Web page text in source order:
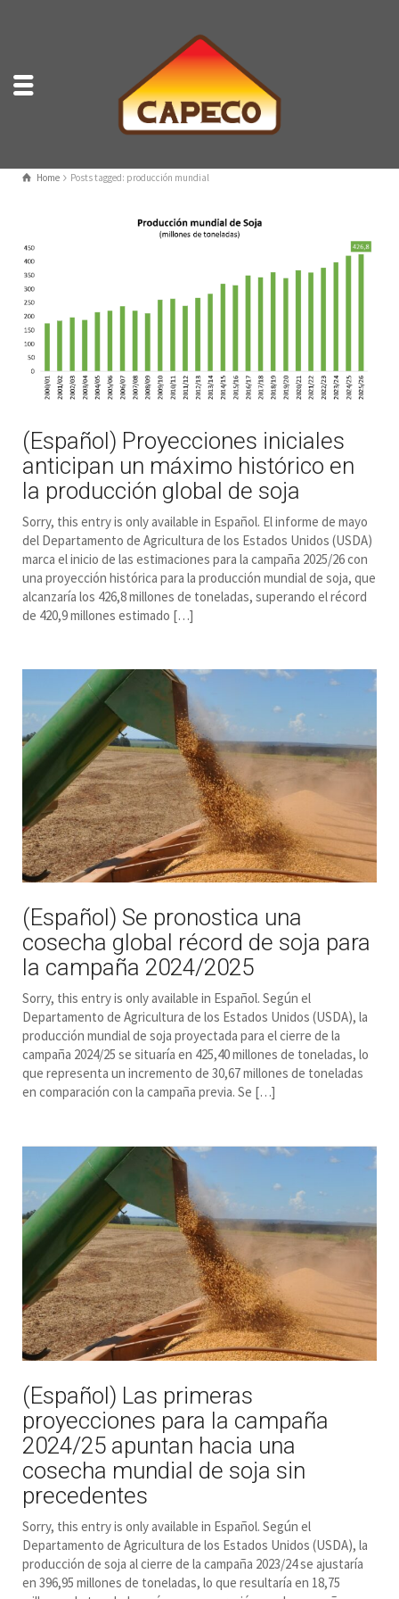
Home Posts tagged: producción mundial
(Español) Proyecciones iniciales
anticipan un máximo histórico en
la producción global de soja
Sorry, this entry is only available in Español. El informe de mayo
del Departamento de Agricultura de los Estados Unidos (USDA)
marca el inicio de las estimaciones para la campaña 2025/26 con
una proyección histórica para la producción mundial de soja, que
alcanzaría los 426,8 millones de toneladas, superando el récord
de 420,9 millones estimado […]
(Español) Se pronostica una
cosecha global récord de soja para
la campaña 2024/2025
Sorry, this entry is only available in Español. Según el
Departamento de Agricultura de los Estados Unidos (USDA), la
producción mundial de soja proyectada para el cierre de la
campaña 2024/25 se situaría en 425,40 millones de toneladas, lo
que representa un incremento de 30,67 millones de toneladas
en comparación con la campaña previa. Se […]
(Español) Las primeras
proyecciones para la campaña
2024/25 apuntan hacia una
cosecha mundial de soja sin
precedentes
Sorry, this entry is only available in Español. Según el
Departamento de Agricultura de los Estados Unidos (USDA), la
producción de soja al cierre de la campaña 2023/24 se ajustaría
en 396,95 millones de toneladas, lo que resultaría en 18,75